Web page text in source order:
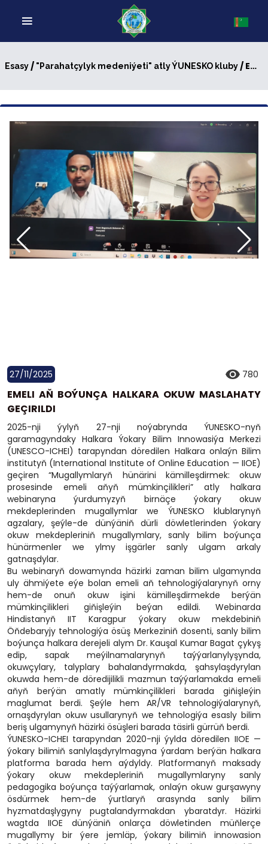
Esasy/ "Parahatçylyk medeniýeti" atly ÝUNESKO kluby/ EMELI AŇ BOÝUNÇA HALKARA OKUW MASLAHATY GEÇIRILDI
27/11/2025 780
EMELI AŇ BOÝUNÇA HALKARA OKUW MASLAHATY
GEÇIRILDI
2025-nji ýylyň 27-nji noýabrynda ÝUNESKO-nyň
garamagyndaky Halkara Ýokary Bilim Innowasiýa Merkezi
(UNESCO-ICHEI) tarapyndan döredilen Halkara onlaýn Bilim
institutyň (International Institute of Online Education — IIOE)
geçiren “Mugallymlaryň hünärini kämilleşdirmek: okuw
prosesinde emeli aňyň mümkinçilikleri” atly halkara
webinaryna ýurdumyzyň birnäçe ýokary okuw
mekdeplerinden mugallymlar we ÝUNESKO klublarynyň
agzalary, şeýle-de dünýäniň dürli döwletlerinden ýokary
okuw mekdepleriniň mugallymlary, sanly bilim boýunça
hünärmenler we ylmy işgärler sanly ulgam arkaly
gatnaşdylar.
Bu webinaryň dowamynda häzirki zaman bilim ulgamynda
uly ähmiýete eýe bolan emeli aň tehnologiýalarynyň orny
hem-de onuň okuw işini kämilleşdirmekde berýän
mümkinçilikleri giňişleýin beýan edildi. Webinarda
Hindistanyň IIT Karagpur ýokary okuw mekdebiniň
Öňdebaryjy tehnologiýa ösüş Merkeziniň dosenti, sanly bilim
boýunça halkara derejeli alym Dr. Kauşal Kumar Bagat çykyş
edip, sapak meýilnamalarynyň taýýarlanylyşynda,
okuwçylary, talyplary bahalandyrmakda, şahsylaşdyrylan
okuwda hem-de döredijilikli mazmun taýýarlamakda emeli
aňyň berýän amatly mümkinçilikleri barada giňişleýin
maglumat berdi. Şeýle hem AR/VR tehnologiýalarynyň,
ornaşdyrylan okuw usullarynyň we tehnologiýa esasly bilim
beriş ulgamynyň häzirki ösüşleri barada täsirli gürrüň berdi.
ÝUNESKO-ICHEI tarapyndan 2020-nji ýylda döredilen IIOE —
ýokary bilimiň sanlylaşdyrylmagyna ýardam berýän halkara
platforma barada hem aýdyldy. Platformanyň maksady
ýokary okuw mekdepleriniň mugallymlaryny sanly
pedagogika boýunça taýýarlamak, onlaýn okuw gurşawyny
ösdürmek hem-de ýurtlaryň arasynda sanly bilim
hyzmatdaşlygyny pugtalandyrmakdan ybaratdyr. Häzirki
wagtda IIOE dünýäniň onlarça döwletinden müňlerçe
mugallymy bir ýere jemläp, ýokary bilimiň innowasion